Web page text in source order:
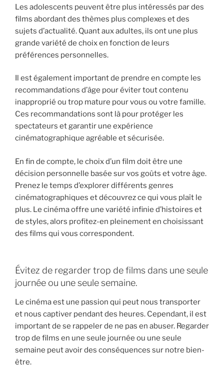
Les adolescents peuvent être plus intéressés par des
films abordant des thèmes plus complexes et des
sujets d’actualité. Quant aux adultes, ils ont une plus
grande variété de choix en fonction de leurs
préférences personnelles.
Il est également important de prendre en compte les
recommandations d’âge pour éviter tout contenu
inapproprié ou trop mature pour vous ou votre famille.
Ces recommandations sont là pour protéger les
spectateurs et garantir une expérience
cinématographique agréable et sécurisée.
En fin de compte, le choix d’un film doit être une
décision personnelle basée sur vos goûts et votre âge.
Prenez le temps d’explorer différents genres
cinématographiques et découvrez ce qui vous plaît le
plus. Le cinéma offre une variété infinie d’histoires et
de styles, alors profitez-en pleinement en choisissant
des films qui vous correspondent.
Évitez de regarder trop de films dans une seule
journée ou une seule semaine.
Le cinéma est une passion qui peut nous transporter
et nous captiver pendant des heures. Cependant, il est
important de se rappeler de ne pas en abuser. Regarder
trop de films en une seule journée ou une seule
semaine peut avoir des conséquences sur notre bien-
être.